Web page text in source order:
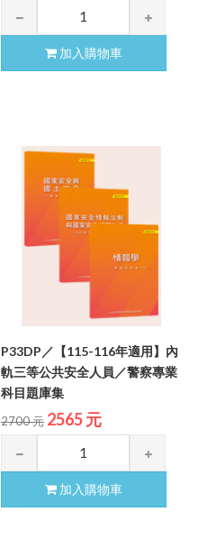
加入購物車
P33DP／【115-116年適用】內
軌三等公共安全人員／警察專業
科目題庫集
2700 元 2565 元
加入購物車